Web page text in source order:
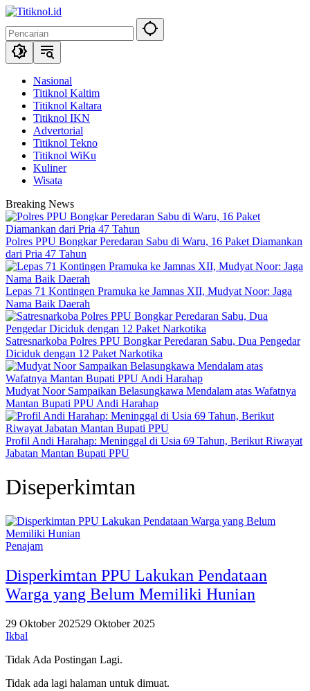
Langsung
konten
Nasional
Titiknol Kaltim
Titiknol Kaltara
Titiknol IKN
Advertorial
Titiknol Tekno
Titiknol WiKu
Kuliner
Wisata
Breaking News
Polres PPU Bongkar Peredaran Sabu di Waru, 16 Paket Diamankan
dari Pria 47 Tahun
Lepas 71 Kontingen Pramuka ke Jamnas XII, Mudyat Noor: Jaga
Nama Baik Daerah
Satresnarkoba Polres PPU Bongkar Peredaran Sabu, Dua Pengedar
Diciduk dengan 12 Paket Narkotika
Mudyat Noor Sampaikan Belasungkawa Mendalam atas Wafatnya
Mantan Bupati PPU Andi Harahap
Profil Andi Harahap: Meninggal di Usia 69 Tahun, Berikut Riwayat
Jabatan Mantan Bupati PPU
Diseperkimtan
Penajam
Disperkimtan PPU Lakukan Pendataan
Warga yang Belum Memiliki Hunian
29 Oktober 202529 Oktober 2025
Ikbal
Tidak Ada Postingan Lagi.
Tidak ada lagi halaman untuk dimuat.